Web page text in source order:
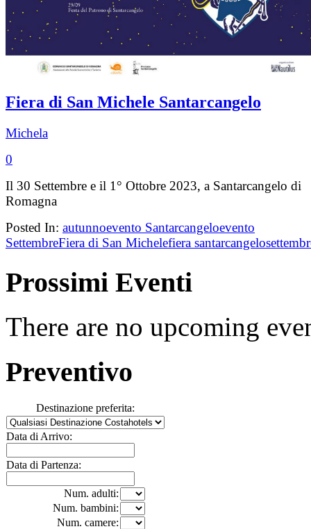
Fiera di San Michele Santarcangelo
Michela
0
Il 30 Settembre e il 1° Ottobre 2023, a Santarcangelo di
Romagna
Posted In: autunnoevento Santarcangeloevento
SettembreFiera di San Michelefiera santarcangelo
Prossimi Eventi
There are no upcoming
Preventivo
Destinazione preferita:
Data di Arrivo:
Data di Partenza:
Num. adulti:
Num. bambini:
Num. camere: